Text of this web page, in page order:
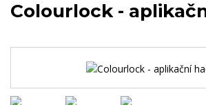
Colourlock -